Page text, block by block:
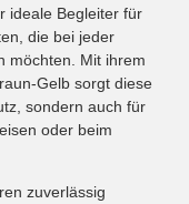
ideale Begleiter für
die bei jeder
möchten. Mit ihrem
Gelb sorgt diese
sondern auch für
oder beim
zuverlässig